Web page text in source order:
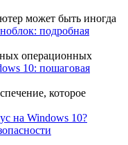
может быть иногда
подробная
операционных
10: пошаговая
которое
на Windows 10?